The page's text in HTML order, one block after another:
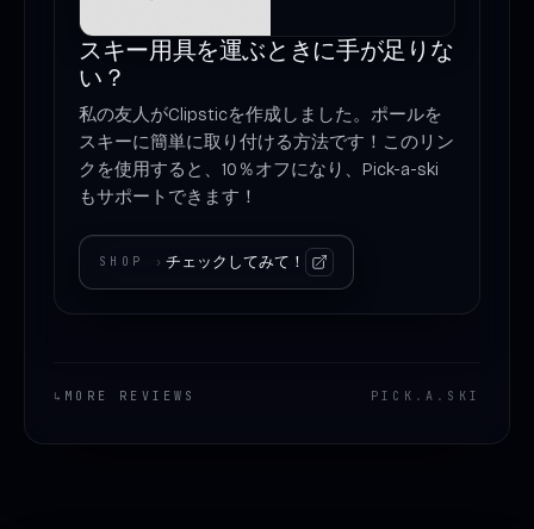
スキー用具を運ぶときに手が足りな
い？
私の友人がClipsticを作成しました。ポールを
スキーに簡単に取り付ける方法です！このリン
クを使用すると、10％オフになり、Pick-a-ski
もサポートできます！
SHOP ›チェックしてみて！
↳ MORE REVIEWS PICK . A . SKI